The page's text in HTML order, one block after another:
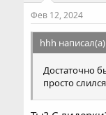
:
Фев 12, 2024
hhh
Достаточно
просто